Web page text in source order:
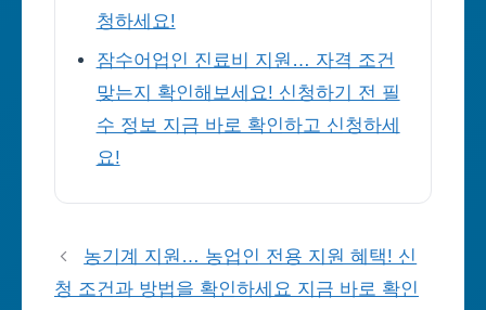
청하세요!
잠수어업인 진료비 지원… 자격 조건
맞는지 확인해보세요! 신청하기 전 필
수 정보 지금 바로 확인하고 신청하세
요!
농기계 지원… 농업인 전용 지원 혜택! 신
청 조건과 방법을 확인하세요 지금 바로 확인